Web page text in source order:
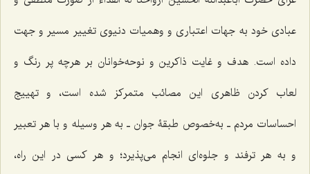
عبادی خود به جهات اعتباری و وهمیات دنیوی تغییر مسیر و جهت
داده است. هدف و غایت ذاکرین و نوحه‌خوانان بر هرچه پر رنگ و
لعاب کردن ظاهری این مصائب متمرکز شده است، و تهییج
احساسات مردم ـ به‌خصوص طبقۀ جوان ـ به هر وسیله و با هر تعبیر
و به هر ترفند و جلوه‌ای انجام می‌پذیرد؛ و هر کسی در این راه،